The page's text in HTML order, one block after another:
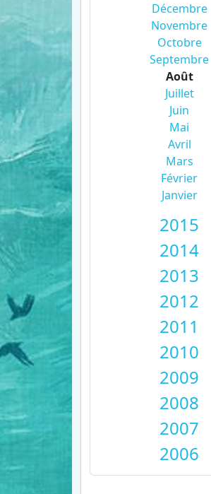
Décembre
Novembre
Octobre
Septembre
Août
Juillet
Juin
Mai
Avril
Mars
Février
Janvier
2015
2014
2013
2012
2011
2010
2009
2008
2007
2006